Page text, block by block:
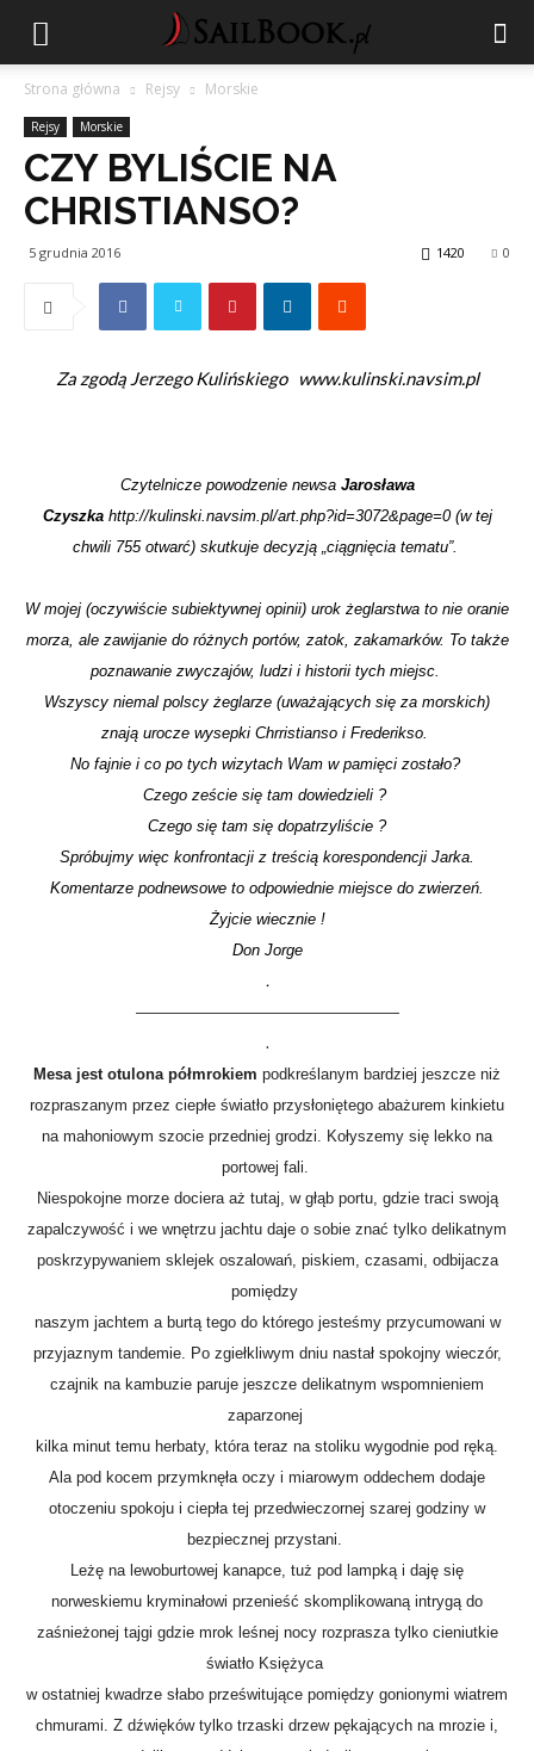
Strona główna Rejsy Morskie
Rejsy Morskie
CZY BYLIŚCIE NA
CHRISTIANSO?
5 grudnia 2016 0
1420
Za zgodą Jerzego Kulińskiego www.kulinski.navsim.pl
Czytelnicze powodzenie newsa Jarosława
Czyszka http://kulinski.navsim.pl/art.php?id=3072&page=0 (w tej
chwili 755 otwarć) skutkuje decyzją „ciągnięcia tematu”.
W mojej (oczywiście subiektywnej opinii) urok żeglarstwa to nie oranie
morza, ale zawijanie do różnych portów, zatok, zakamarków. To także
poznawanie zwyczajów, ludzi i historii tych miejsc.
Wszyscy niemal polscy żeglarze (uważających się za morskich)
znają urocze wysepki Chrristianso i Frederikso.
No fajnie i co po tych wizytach Wam w pamięci zostało?
Czego zeście się tam dowiedzieli ?
Czego się tam się dopatrzyliście ?
Spróbujmy więc konfrontacji z treścią korespondencji Jarka.
Komentarze podnewsowe to odpowiednie miejsce do zwierzeń.
Żyjcie wiecznie !
Don Jorge
.
—————————————————
.
Mesa jest otulona półmrokiem podkreślanym bardziej jeszcze niż
rozpraszanym przez ciepłe światło przysłoniętego abażurem kinkietu
na mahoniowym szocie przedniej grodzi. Kołyszemy się lekko na
portowej fali.
Niespokojne morze dociera aż tutaj, w głąb portu, gdzie traci swoją
zapalczywość i we wnętrzu jachtu daje o sobie znać tylko delikatnym
poskrzypywaniem sklejek oszalowań, piskiem, czasami, odbijacza
pomiędzy
naszym jachtem a burtą tego do którego jesteśmy przycumowani w
przyjaznym tandemie. Po zgiełkliwym dniu nastał spokojny wieczór,
czajnik na kambuzie paruje jeszcze delikatnym wspomnieniem
zaparzonej
kilka minut temu herbaty, która teraz na stoliku wygodnie pod ręką.
Ala pod kocem przymknęła oczy i miarowym oddechem dodaje
otoczeniu spokoju i ciepła tej przedwieczornej szarej godziny w
bezpiecznej przystani.
Leżę na lewoburtowej kanapce, tuż pod lampką i daję się
norweskiemu kryminałowi przenieść skomplikowaną intrygą do
zaśnieżonej tajgi gdzie mrok leśnej nocy rozprasza tylko cieniutkie
światło Księżyca
w ostatniej kwadrze słabo prześwitujące pomiędzy gonionymi wiatrem
chmurami. Z dźwięków tylko trzaski drzew pękających na mrozie i,